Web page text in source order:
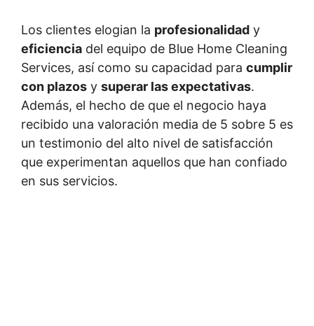
Los clientes elogian la profesionalidad y
eficiencia del equipo de Blue Home Cleaning
Services, así como su capacidad para cumplir
con plazos y superar las expectativas.
Además, el hecho de que el negocio haya
recibido una valoración media de 5 sobre 5 es
un testimonio del alto nivel de satisfacción
que experimentan aquellos que han confiado
en sus servicios.